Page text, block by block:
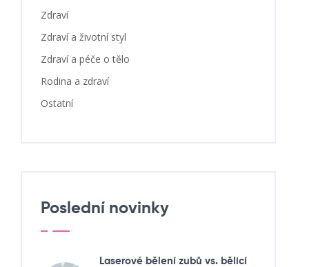
Zdraví
Zdraví a životní styl
Zdraví a péče o tělo
Rodina a zdraví
Ostatní
Poslední novinky
Laserové bělení zubů vs. bělicí